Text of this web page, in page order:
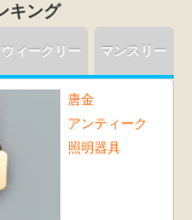
キング
唐金
アンティーク
照明器具
ウィークリー マンスリー